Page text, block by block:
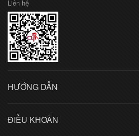
Liên hệ
HƯỚNG DẪN
ĐIỀU KHOẢN